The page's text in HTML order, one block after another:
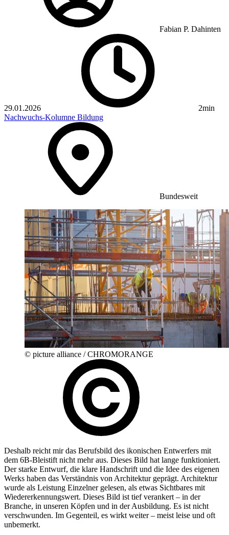
Fabian P. Dahinten
29.01.2026
2min
Nachwuchs-Kolumne Bildung
Bundesweit
© picture alliance / CHROMORANGE
Deshalb reicht mir das Berufsbild des ikonischen Entwerfers mit
dem 6B-Bleistift nicht mehr aus. Dieses Bild hat lange funktioniert.
Der starke Entwurf, die klare Handschrift und die Idee des eigenen
Werks haben das Verständnis von Architektur geprägt. Architektur
wurde als Leistung Einzelner gelesen, als etwas Sichtbares mit
Wiedererkennungswert. Dieses Bild ist tief verankert – in der
Branche, in unseren Köpfen und in der Ausbildung. Es ist nicht
verschwunden. Im Gegenteil, es wirkt weiter – meist leise und oft
unbemerkt.